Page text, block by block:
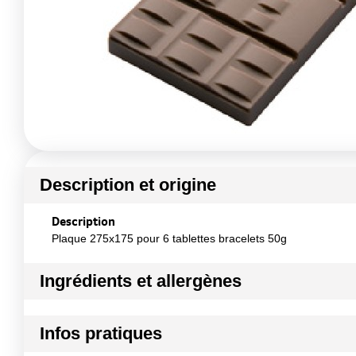
Description et origine
Description
Plaque 275x175 pour 6 tablettes bracelets 50g
Ingrédients et allergènes
Matière principale : Bio copolyester
Infos pratiques